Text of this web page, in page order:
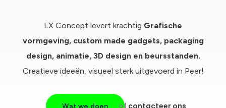
LX Concept levert krachtig Grafische
vormgeving, custom made gadgets, packaging
design, animatie, 3D design en beursstanden.
Creatieve ideeën, visueel sterk uitgevoerd in Peer!
Wat we doen of contacteer ons